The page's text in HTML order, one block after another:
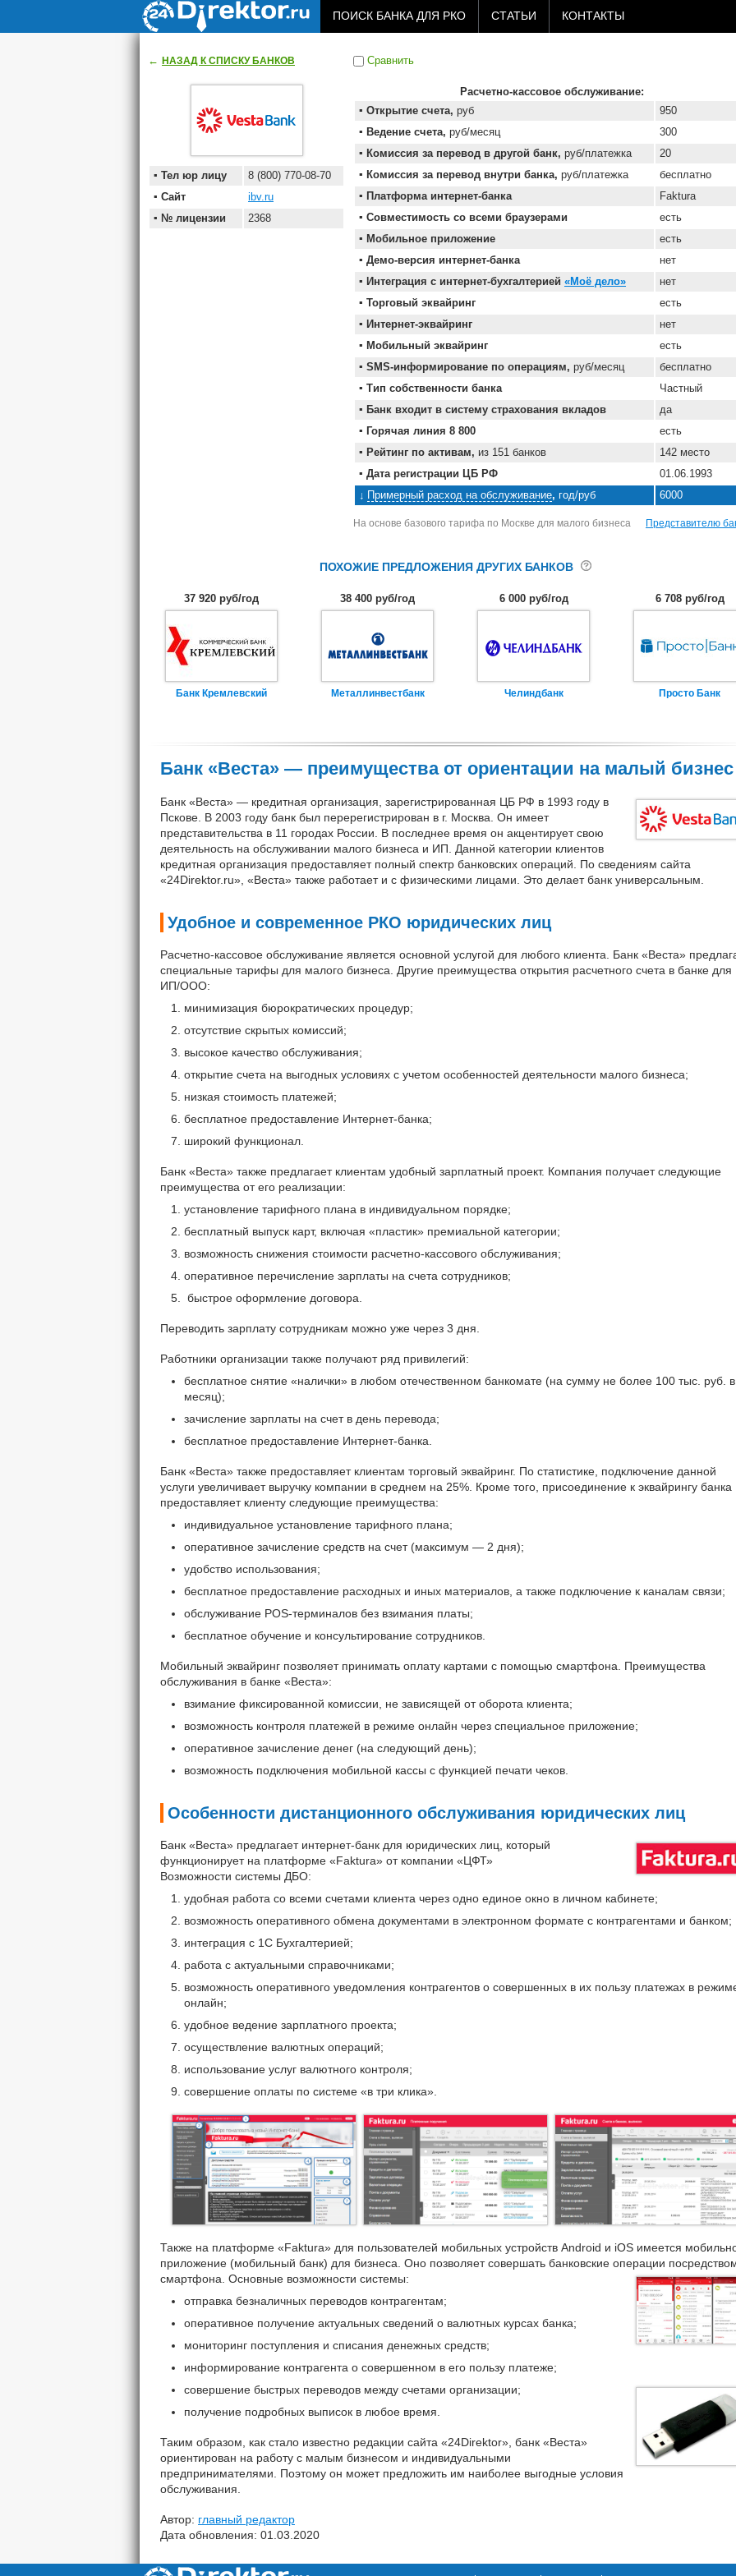
ПОИСК БАНКА ДЛЯ РКО СТАТЬИ КОНТАКТЫ
← НАЗАД К СПИСКУ БАНКОВ
Тел юр лицу
8 (800) 770-08-70
Сайт
ibv.ru
№ лицензии
2368
Сравнить
Расчетно-кассовое обслуживание:
Открытие счета, руб
950
Ведение счета, руб/месяц
300
Комиссия за перевод в другой банк, руб/платежка
20
Комиссия за перевод внутри банка, руб/платежка
бесплатно
Платформа интернет-банка
Faktura
Совместимость со всеми браузерами
есть
Мобильное приложение
есть
Демо-версия интернет-банка
нет
Интеграция с интернет-бухгалтерией «Моё дело»
нет
Торговый эквайринг
есть
Интернет-эквайринг
нет
Мобильный эквайринг
есть
SMS-информирование по операциям, руб/месяц
бесплатно
Тип собственности банка
Частный
Банк входит в систему страхования вкладов
да
Горячая линия 8 800
есть
Рейтинг по активам, из 151 банков
142 место
Дата регистрации ЦБ РФ
01.06.1993
Примерный расход на обслуживание, год/руб 6000
На основе базового тарифа по Москве для малого бизнеса Представителю
ПОХОЖИЕ ПРЕДЛОЖЕНИЯ ДРУГИХ БАНКОВ
37 920 руб/год
Банк Кремлевский
38 400 руб/год
Металлинвестбанк
6 000 руб/год
Челиндбанк
6 708 руб/год
Просто Банк
Банк «Веста» — преимущества от ориентации на малый бизнес
Банк «Веста» — кредитная организация, зарегистрированная ЦБ РФ в 1993 году в
Пскове. В 2003 году банк был перерегистрирован в г. Москва. Он имеет
представительства в 11 городах России. В последнее время он акцентирует свою
деятельность на обслуживании малого бизнеса и ИП. Данной категории клиентов
кредитная организация предоставляет полный спектр банковских операций. По сведениям сайта
«24Direktor.ru», «Веста» также работает и с физическими лицами. Это делает банк универсальным.
Удобное и современное РКО юридических лиц
Расчетно-кассовое обслуживание является основной услугой для любого клиента. Банк «Веста»
специальные тарифы для малого бизнеса. Другие преимущества открытия расчетного счета в банке для
ИП/ООО:
минимизация бюрократических процедур;
отсутствие скрытых комиссий;
высокое качество обслуживания;
открытие счета на выгодных условиях с учетом особенностей деятельности малого бизнеса;
низкая стоимость платежей;
бесплатное предоставление Интернет-банка;
широкий функционал.
Банк «Веста» также предлагает клиентам удобный зарплатный проект. Компания получает следующие
преимущества от его реализации:
установление тарифного плана в индивидуальном порядке;
бесплатный выпуск карт, включая «пластик» премиальной категории;
возможность снижения стоимости расчетно-кассового обслуживания;
оперативное перечисление зарплаты на счета сотрудников;
быстрое оформление договора.
Переводить зарплату сотрудникам можно уже через 3 дня.
Работники организации также получают ряд привилегий:
бесплатное снятие «налички» в любом отечественном банкомате (на сумму не более 100 тыс. руб. в
месяц);
зачисление зарплаты на счет в день перевода;
бесплатное предоставление Интернет-банка.
Банк «Веста» также предоставляет клиентам торговый эквайринг. По статистике, подключение данной
услуги увеличивает выручку компании в среднем на 25%. Кроме того, присоединение к эквайрингу банка
предоставляет клиенту следующие преимущества:
индивидуальное установление тарифного плана;
оперативное зачисление средств на счет (максимум — 2 дня);
удобство использования;
бесплатное предоставление расходных и иных материалов, а также подключение к каналам связи;
обслуживание POS-терминалов без взимания платы;
бесплатное обучение и консультирование сотрудников.
Мобильный эквайринг позволяет принимать оплату картами с помощью смартфона. Преимущества
обслуживания в банке «Веста»:
взимание фиксированной комиссии, не зависящей от оборота клиента;
возможность контроля платежей в режиме онлайн через специальное приложение;
оперативное зачисление денег (на следующий день);
возможность подключения мобильной кассы с функцией печати чеков.
Особенности дистанционного обслуживания юридических лиц
Банк «Веста» предлагает интернет-банк для юридических лиц, который
функционирует на платформе «Faktura» от компании «ЦФТ»
Возможности системы ДБО:
удобная работа со всеми счетами клиента через одно единое окно в личном кабинете;
возможность оперативного обмена документами в электронном формате с контрагентами и банком;
интеграция с 1С Бухгалтерией;
работа с актуальными справочниками;
возможность оперативного уведомления контрагентов о совершенных в их пользу платежах в
онлайн;
удобное ведение зарплатного проекта;
осуществление валютных операций;
использование услуг валютного контроля;
совершение оплаты по системе «в три клика».
Также на платформе «Faktura» для пользователей мобильных устройств Android и iOS имеется
приложение (мобильный банк) для бизнеса. Оно позволяет совершать банковские операции
смартфона. Основные возможности системы:
отправка безналичных переводов контрагентам;
оперативное получение актуальных сведений о валютных курсах банка;
мониторинг поступления и списания денежных средств;
информирование контрагента о совершенном в его пользу платеже;
совершение быстрых переводов между счетами организации;
получение подробных выписок в любое время.
Таким образом, как стало известно редакции сайта «24Direktor», банк «Веста»
ориентирован на работу с малым бизнесом и индивидуальными
предпринимателями. Поэтому он может предложить им наиболее выгодные условия
обслуживания.
Автор: главный редактор
Дата обновления: 01.03.2020